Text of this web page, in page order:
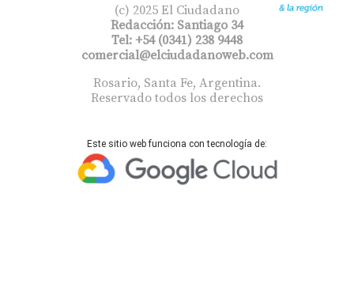
(c) 2025 El Ciudadano
Redacción: Santiago 34
Tel: +54 (0341) 238 9448
comercial@elciudadanoweb.com​
Rosario, Santa Fe, Argentina.
Reservado todos los derechos
Este sitio web funciona con tecnología de: